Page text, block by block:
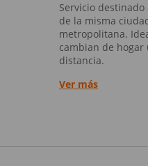
Servicio
de la misma
metropolitana.
cambian de hogar
distancia.
Ver más